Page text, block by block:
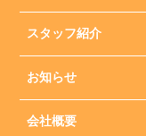
スタッフ紹介
お知らせ
会社概要